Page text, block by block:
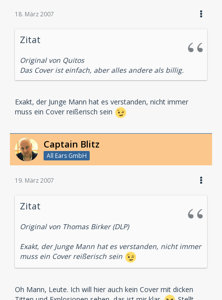
18. März 2007
Zitat
Original von Quitos
Das Cover ist einfach, aber alles andere als billig.
Exakt, der Junge Mann hat es verstanden, nicht immer
muss ein Cover reißerisch sein
Captain Blitz
All Ears GmbH
19. März 2007
Zitat
Original von Thomas Birker (DLP)
Exakt, der Junge Mann hat es verstanden, nicht immer
muss ein Cover reißerisch sein
Oh Mann, Leute. Ich will hier auch kein Cover mit dicken